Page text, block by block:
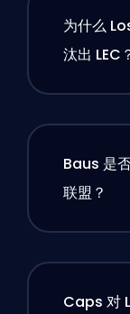
为什么
汰出 LEC
Baus 是
联盟？
Caps 对